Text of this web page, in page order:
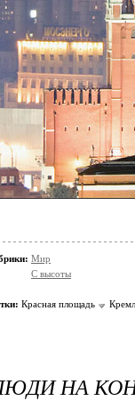
Мир
С высоты
Красная площадь
НА